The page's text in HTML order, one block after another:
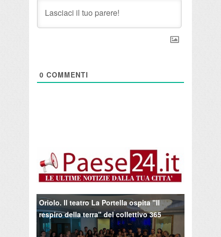
0 COMMENTI
Oriolo. Il teatro La Portella ospita "Il
respiro della terra" del collettivo 365